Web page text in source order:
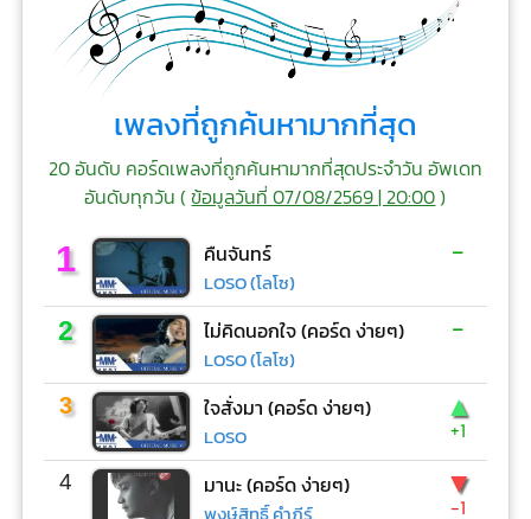
เพลงที่ถูกค้นหามากที่สุด
20 อันดับ คอร์ดเพลงที่ถูกค้นหามากที่สุดประจำวัน อัพเดท
อันดับทุกวัน (ข้อมูลวันที่ 07/08/2569 | 20:00)
1 คืนจันทร์
LOSO (โลโซ)
-
2 ไม่คิดนอกใจ (คอร์ด ง่ายๆ)
LOSO (โลโซ)
-
3 ใจสั่งมา (คอร์ด ง่ายๆ)
LOSO
▲
+1
4 มานะ (คอร์ด ง่ายๆ) ▼
-1